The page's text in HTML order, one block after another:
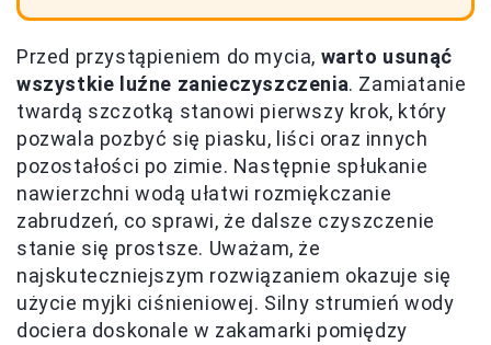
Przed przystąpieniem do mycia, warto usunąć
wszystkie luźne zanieczyszczenia. Zamiatanie
twardą szczotką stanowi pierwszy krok, który
pozwala pozbyć się piasku, liści oraz innych
pozostałości po zimie. Następnie spłukanie
nawierzchni wodą ułatwi rozmiękczanie
zabrudzeń, co sprawi, że dalsze czyszczenie
stanie się prostsze. Uważam, że
najskuteczniejszym rozwiązaniem okazuje się
użycie myjki ciśnieniowej. Silny strumień wody
dociera doskonale w zakamarki pomiędzy